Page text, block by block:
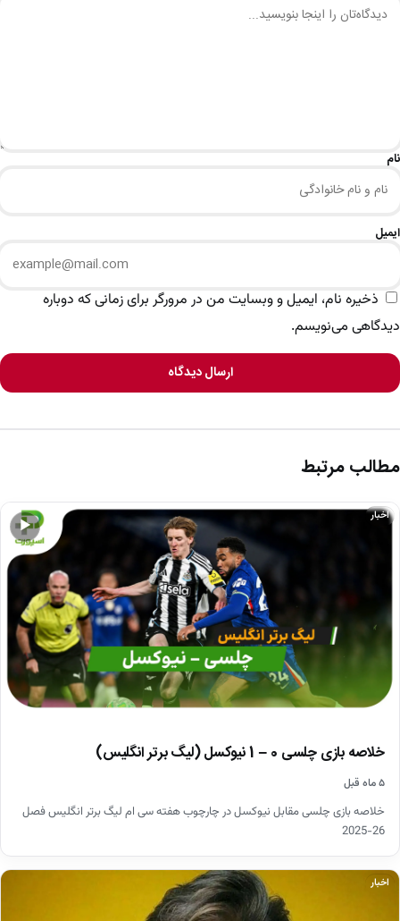
نام
ایمیل
ذخیره نام، ایمیل و وبسایت من در مرورگر برای زمانی که دوباره
دیدگاهی می‌نویسم.
ارسال دیدگاه
مطالب مرتبط
▶
اخبار
خلاصه بازی چلسی 0 – 1 نیوکسل (لیگ برتر انگلیس)
۵ ماه قبل
خلاصه بازی چلسی مقابل نیوکسل در چارچوب هفته سی ام لیگ برتر انگلیس فصل
26-2025
اخبار